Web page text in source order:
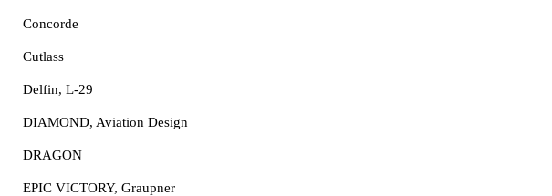
Concorde
Cutlass
Delfin, L-29
DIAMOND, Aviation Design
DRAGON
EPIC VICTORY, Graupner